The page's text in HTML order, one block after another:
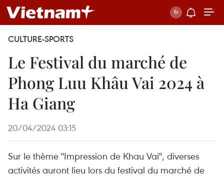
CULTURE-SPORTS
Le Festival du marché de
Phong Luu Khâu Vai 2024 à
Ha Giang
20/04/2024 03:15
Sur le thème "Impression de Khau Vai", diverses
activités auront lieu lors du festival du marché de